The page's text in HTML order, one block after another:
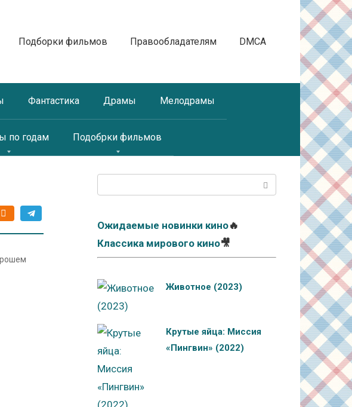
Подборки фильмов Правообладателям DMCA
Фантастика Драмы Мелодрамы
по годам Подобрки фильмов
Ожидаемые новинки кино🔥
Классика мирового кино🎥
Животное (2023)
Крутые яйца: Миссия
«Пингвин» (2022)